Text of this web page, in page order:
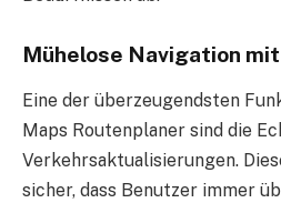
Mühelose Navigation
Eine der überzeugendsten
Maps Routenplaner sind die
Verkehrsaktualisierungen.
sicher, dass Benutzer immer